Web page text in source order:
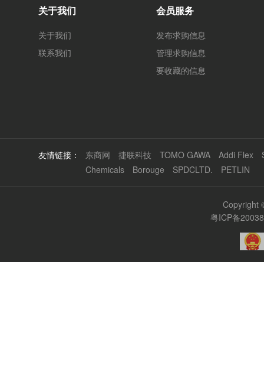
关于我们
关于我们
联系我们
会员服务
发布求购信息
管理求购信息
要收藏的信息
友情链接： 东商网 捷联科技 TOMO GAWA Addi Flex
Chemicals
Borouge SPDCLTD. PETLIN
Copyright
粤ICP备